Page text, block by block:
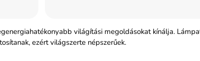
világítási megoldásokat kínálja.
ezért világszerte népszerűek.